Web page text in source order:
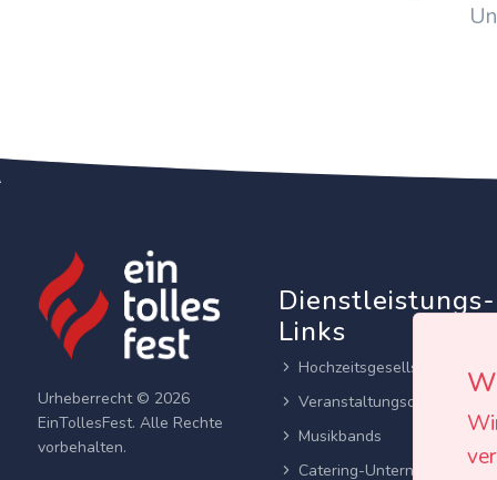
Urheberrecht © 2026
EinTollesFest. Alle Rechte
vorbehalten.
Dienstleistungs-
Links
Hochzeitsgesellschaften
Veranstaltungsortes
Musikbands
Catering-Unternehmen